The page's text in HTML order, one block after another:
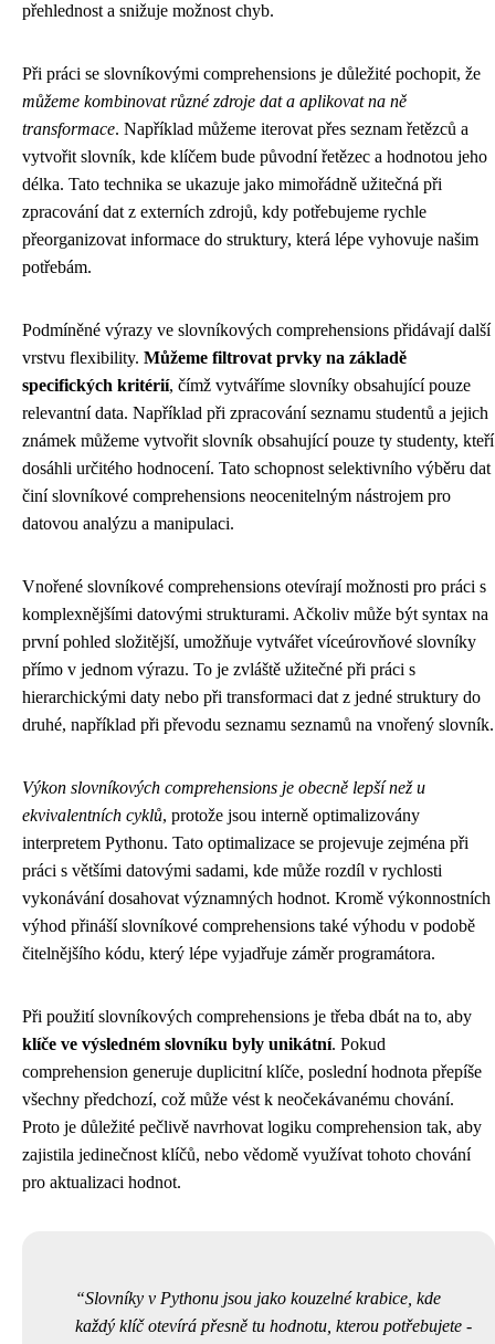
přehlednost a snižuje možnost chyb.
Při práci se slovníkovými comprehensions je důležité pochopit, že
můžeme kombinovat různé zdroje dat a aplikovat na ně
transformace. Například můžeme iterovat přes seznam řetězců a
vytvořit slovník, kde klíčem bude původní řetězec a hodnotou jeho
délka. Tato technika se ukazuje jako mimořádně užitečná při
zpracování dat z externích zdrojů, kdy potřebujeme rychle
přeorganizovat informace do struktury, která lépe vyhovuje našim
potřebám.
Podmíněné výrazy ve slovníkových comprehensions přidávají další
vrstvu flexibility. Můžeme filtrovat prvky na základě
specifických kritérií, čímž vytváříme slovníky obsahující pouze
relevantní data. Například při zpracování seznamu studentů a jejich
známek můžeme vytvořit slovník obsahující pouze ty studenty, kteří
dosáhli určitého hodnocení. Tato schopnost selektivního výběru dat
činí slovníkové comprehensions neocenitelným nástrojem pro
datovou analýzu a manipulaci.
Vnořené slovníkové comprehensions otevírají možnosti pro práci s
komplexnějšími datovými strukturami. Ačkoliv může být syntax na
první pohled složitější, umožňuje vytvářet víceúrovňové slovníky
přímo v jednom výrazu. To je zvláště užitečné při práci s
hierarchickými daty nebo při transformaci dat z jedné struktury do
druhé, například při převodu seznamu seznamů na vnořený slovník.
Výkon slovníkových comprehensions je obecně lepší než u
ekvivalentních cyklů, protože jsou interně optimalizovány
interpretem Pythonu. Tato optimalizace se projevuje zejména při
práci s většími datovými sadami, kde může rozdíl v rychlosti
vykonávání dosahovat významných hodnot. Kromě výkonnostních
výhod přináší slovníkové comprehensions také výhodu v podobě
čitelnějšího kódu, který lépe vyjadřuje záměr programátora.
Při použití slovníkových comprehensions je třeba dbát na to, aby
klíče ve výsledném slovníku byly unikátní. Pokud
comprehension generuje duplicitní klíče, poslední hodnota přepíše
všechny předchozí, což může vést k neočekávanému chování.
Proto je důležité pečlivě navrhovat logiku comprehension tak, aby
zajistila jedinečnost klíčů, nebo vědomě využívat tohoto chování
pro aktualizaci hodnot.
Slovníky v Pythonu jsou jako kouzelné krabice, kde
každý klíč otevírá přesně tu hodnotu, kterou potřebujete -